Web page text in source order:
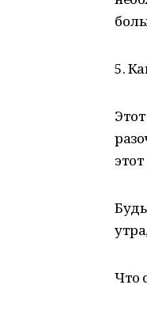
5.
Что